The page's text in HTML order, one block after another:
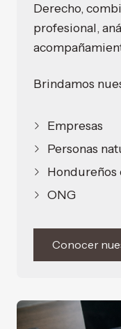
Derecho,
profesional,
Brindamos
Empresas
Personas
ONG
Conocer